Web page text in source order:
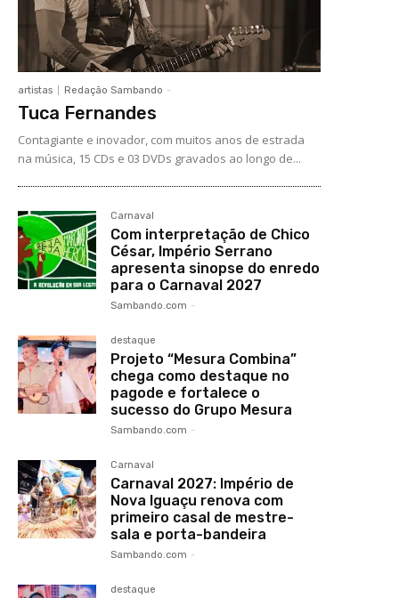
artistas Redação Sambando -
Tuca Fernandes
Contagiante e inovador, com muitos anos de estrada
na música, 15 CDs e 03 DVDs gravados ao longo de...
Carnaval
Com interpretação de Chico
César, Império Serrano
apresenta sinopse do enredo
para o Carnaval 2027
Sambando.com -
destaque
Projeto “Mesura Combina”
chega como destaque no
pagode e fortalece o
sucesso do Grupo Mesura
Sambando.com -
Carnaval
Carnaval 2027: Império de
Nova Iguaçu renova com
primeiro casal de mestre-
sala e porta-bandeira
Sambando.com -
destaque